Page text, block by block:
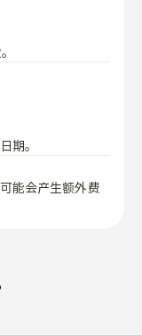
期。
能会产生额外费